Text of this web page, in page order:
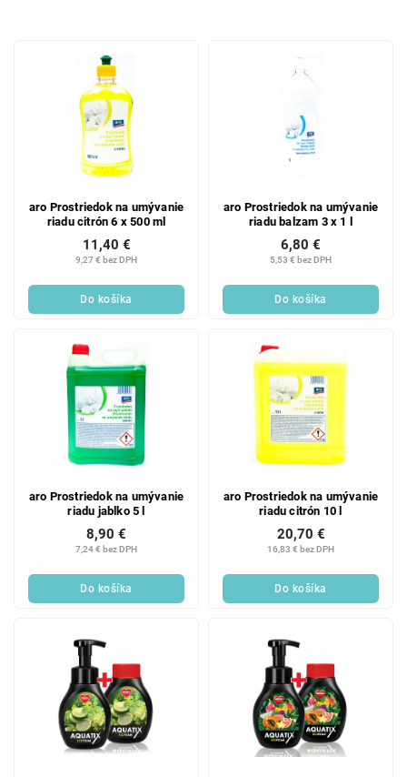
aro Prostriedok na umývanie
riadu citrón 6 x 500 ml
9,27 € bez DPH
11,40 €
Do košíka
aro Prostriedok na umývanie
riadu balzam 3 x 1 l
5,53 € bez DPH
6,80 €
Do košíka
aro Prostriedok na umývanie
riadu jablko 5 l
7,24 € bez DPH
8,90 €
Do košíka
aro Prostriedok na umývanie
riadu citrón 10 l
16,83 € bez DPH
20,70 €
Do košíka